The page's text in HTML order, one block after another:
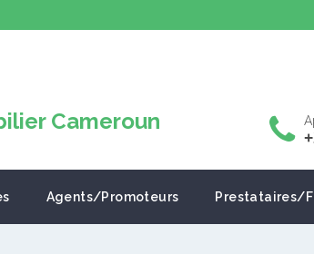
Agents/Promoteurs Prestataires/